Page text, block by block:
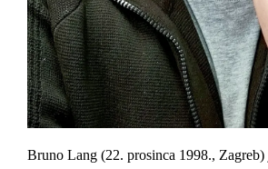
Bruno Lang (22. prosinca 1998.,